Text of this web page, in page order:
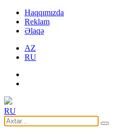
Haqqımızda
Reklam
Əlaqə
AZ
RU
RU